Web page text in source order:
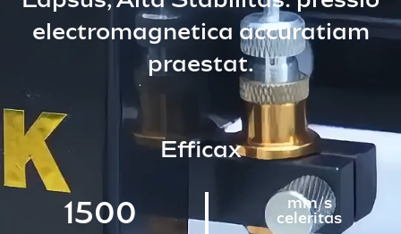
electromagnetica accuratiam
praestat.
Efficax
1500
mm/s
celeritas